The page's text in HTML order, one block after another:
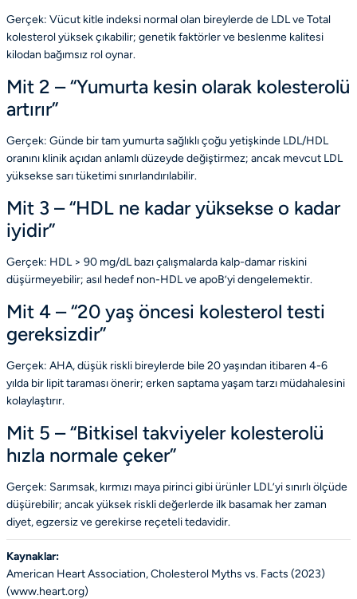
Gerçek: Vücut kitle indeksi normal olan bireylerde de LDL ve Total
kolesterol yüksek çıkabilir; genetik faktörler ve beslenme kalitesi
kilodan bağımsız rol oynar.
Mit 2 – “Yumurta kesin olarak kolesterolü
artırır”
Gerçek: Günde bir tam yumurta sağlıklı çoğu yetişkinde LDL/HDL
oranını klinik açıdan anlamlı düzeyde değiştirmez; ancak mevcut LDL
yüksekse sarı tüketimi sınırlandırılabilir.
Mit 3 – “HDL ne kadar yüksekse o kadar
iyidir”
Gerçek: HDL > 90 mg/dL bazı çalışmalarda kalp-damar riskini
düşürmeyebilir; asıl hedef non-HDL ve apoB’yi dengelemektir.
Mit 4 – “20 yaş öncesi kolesterol testi
gereksizdir”
Gerçek: AHA, düşük riskli bireylerde bile 20 yaşından itibaren 4-6
yılda bir lipit taraması önerir; erken saptama yaşam tarzı müdahalesini
kolaylaştırır.
Mit 5 – “Bitkisel takviyeler kolesterolü
hızla normale çeker”
Gerçek: Sarımsak, kırmızı maya pirinci gibi ürünler LDL’yi sınırlı ölçüde
düşürebilir; ancak yüksek riskli değerlerde ilk basamak her zaman
diyet, egzersiz ve gerekirse reçeteli tedavidir.
Kaynaklar:
American Heart Association,Cholesterol Myths vs. Facts (2023)
(www.heart.org)